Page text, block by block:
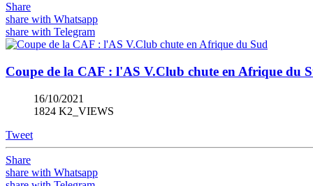
Share
share with Whatsapp
share with Telegram
Coupe de la CAF : l'AS V.Club chute en Afrique du
16/10/2021
1824 K2_VIEWS
Tweet
Share
share with Whatsapp